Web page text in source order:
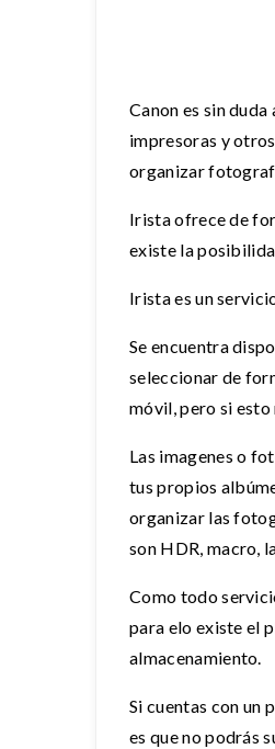
Canon es sin
impresoras y
organizar
Irista ofrece de
existe la
Irista es un
Se encuentra
seleccionar de
móvil, pero si
Las imagenes o
tus propios
organizar las
son HDR, macro,
Como todo
para elo existe el
almacenamiento.
Si cuentas con un
es que no podrás